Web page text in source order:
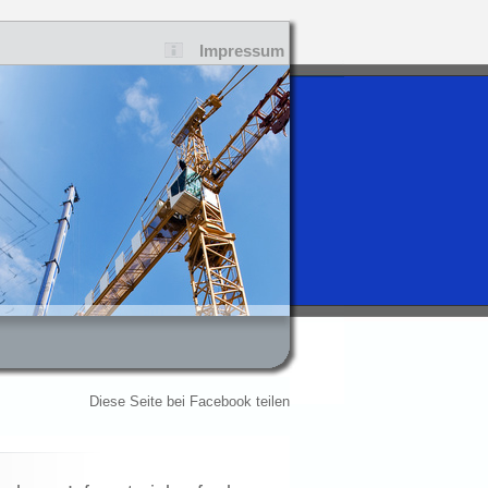
Impressum
Diese Seite bei Facebook teilen